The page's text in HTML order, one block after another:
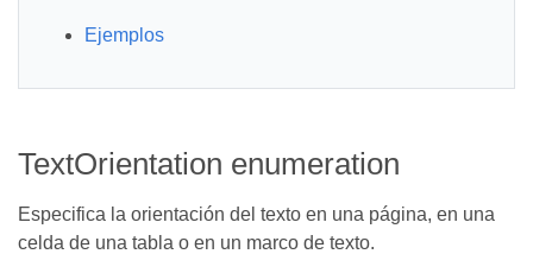
Ejemplos
TextOrientation enumeration
Especifica la orientación del texto en una página, en una
celda de una tabla o en un marco de texto.